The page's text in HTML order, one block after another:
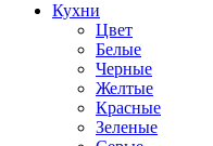
Кухни
Цвет
Белые
Черные
Желтые
Красные
Зеленые